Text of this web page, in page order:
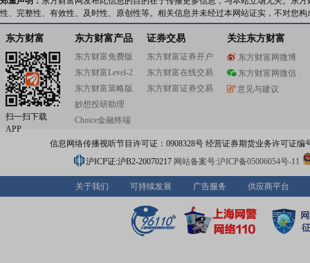
性、完整性、有效性、及时性、原创性等。相关信息并未经过本网站证实，不对您
东方财富
扫一扫下载
APP
东方财富产品
东方财富免费版
东方财富Level-2
东方财富策略版
妙想投研助理
Choice金融终端
证券交易
东方财富证券开户
东方财富在线交易
东方财富证券交易
关注东方财富
东方财富网微博
东方财富网微信
意见与建议
信息网络传播视听节目许可证：0908328号 经营证券期货业务许可证编
沪ICP证:沪B2-20070217 网站备案号:沪ICP备05006054号-11
关于我们 可持续发展 广告服务 供应商平台